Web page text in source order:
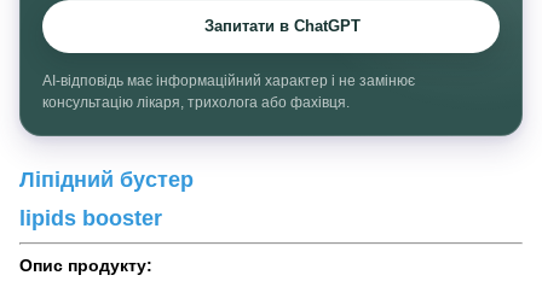
Запитати в ChatGPT
AI-відповідь має інформаційний характер і не замінює
консультацію лікаря, трихолога або фахівця.
Ліпідний бустер
lipids booster
Опис продукту: